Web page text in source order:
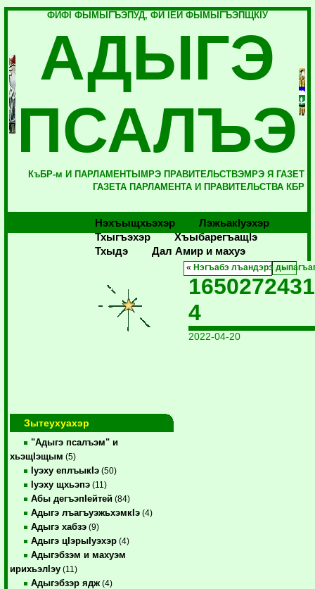
ФИФI ФЫМЫГЪЭПУД, ФИ IЕЙ ФЫМЫГЪЭПЩКIУ
АДЫГЭ
ПСАЛЪЭ
КъБР-м И ПАРЛАМЕНТЫМРЭ ПРАВИТЕЛЬСТВЭМРЭ Я ГАЗЕТ
ГАЗЕТА ПАРЛАМЕНТА И ПРАВИТЕЛЬСТВА КБР
Нэхъыщхьэхэр
Лэжьакlуэхэр
Тхыгъэхэр
Хъыбарегъащlэ
Тхыдэ
Дал Амир и махуэ
Зытеухуахэр
"Адыгэ псалъэм" и
хьэщIэщым (5)
Iуэху еплъыкIэ (50)
Iуэху щхьэпэ (11)
Абы дегъэпIейтей (84)
Адыгэ лъагъуэжьхэмкIэ (4)
Адыгэ хабзэ (9)
Адыгэ цIэрыIуэхэр (4)
Адыгэбзэм и махуэм
ирихьэлIэу (11)
Адыгэбзэр ядж (4)
« Нэгъабэ лъандэрэ
4
2022-04-20